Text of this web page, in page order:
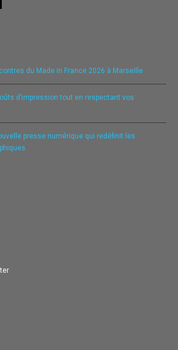
du Made in France 2026 à Marseille
d’impression tout en respectant vos
presse numérique qui redéfinit les